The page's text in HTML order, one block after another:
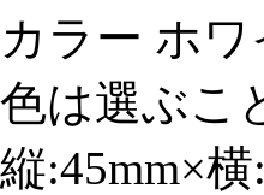
カラー ホ
色は選ぶこ
縦:45mm×